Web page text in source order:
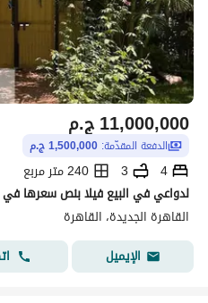
ج.م11,000,000
الدفعة المقدّمة: 1,500,000 ج.م
4
3
240 متر مربع
لدواعي في البيع فيلا بنص سعرها في
القاهرة الجديدة، القاهرة
الإيميل